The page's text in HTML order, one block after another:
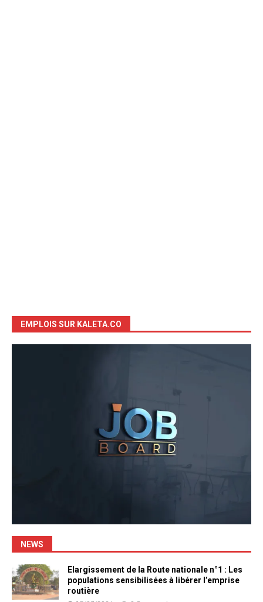
EMPLOIS SUR KALETA.CO
NEWS
Elargissement de la Route nationale n°1 : Les
populations sensibilisées à libérer l’emprise
routière